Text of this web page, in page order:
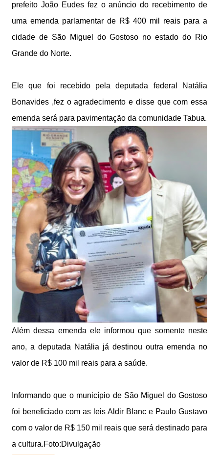
prefeito João Eudes fez o anúncio do recebimento de
uma emenda parlamentar de R$ 400 mil reais para a
cidade de São Miguel do Gostoso no estado do Rio
Grande do Norte.
Ele que foi recebido pela deputada federal Natália
Bonavides ,fez o agradecimento e disse que com essa
emenda será para pavimentação da comunidade Tabua.
Além dessa emenda ele informou que somente neste
ano, a deputada Natália já destinou outra emenda no
valor de R$ 100 mil reais para a saúde.
Informando que o município de São Miguel do Gostoso
foi beneficiado com as leisAldir Blance Paulo Gustavo
com o valor de R$ 150 mil reais que será destinado para
a cultura.Foto:Divulgação